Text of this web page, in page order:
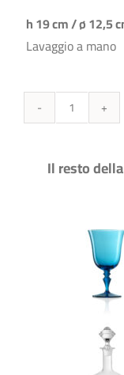
h 19 cm / ø 12,5
Lavaggio a mano
8/77
Caraffa
Il resto